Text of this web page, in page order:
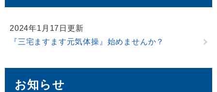
2024年1月17日更新
『三宅ますます元気体操』始めませんか？
お知らせ